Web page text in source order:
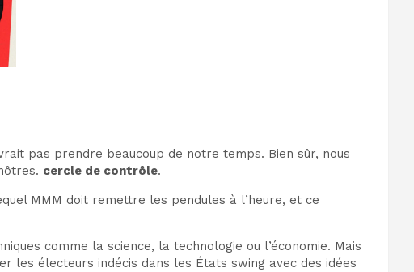
pas prendre beaucoup de notre temps. Bien sûr, nous
cercle de contrôle.
MMM doit remettre les pendules à l’heure, et ce
comme la science, la technologie ou l’économie. Mais
les électeurs indécis dans les États swing avec des idées